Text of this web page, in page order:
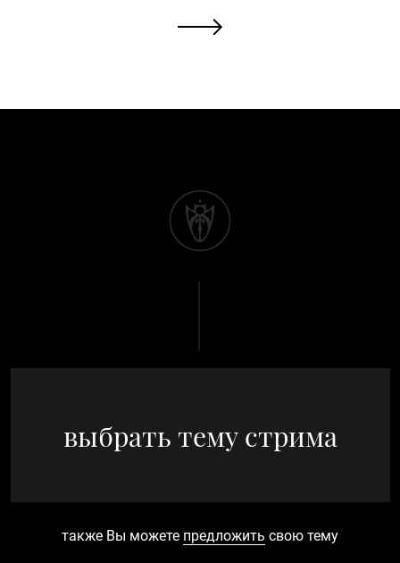
выбрать тему стрима
также Вы можете предложить свою тему